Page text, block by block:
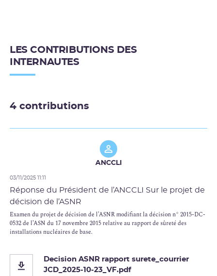
LES CONTRIBUTIONS DES
INTERNAUTES
4 contributions
ANCCLI
03/11/2025 11:11
Réponse du Président de l’ANCCLI Sur le projet de
décision de l’ASNR
Examen du projet de décision de l’ASNR modifiant la décision n° 2015-DC-
0532 de l’ASN du 17 novembre 2015 relative au rapport de sûreté des
installations nucléaires de base.
Decision ASNR rapport surete_courrier
JCD_2025-10-23_VF.pdf